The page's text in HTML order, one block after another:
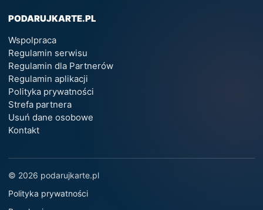
PODARUJKARTE.PL
Wspolpraca
Regulamin serwisu
Regulamin dla Partnerów
Regulamin aplikacji
Polityka prywatności
Strefa partnera
Usuń dane osobowe
Kontakt
© 2026 podarujkarte.pl
Polityka prywatności